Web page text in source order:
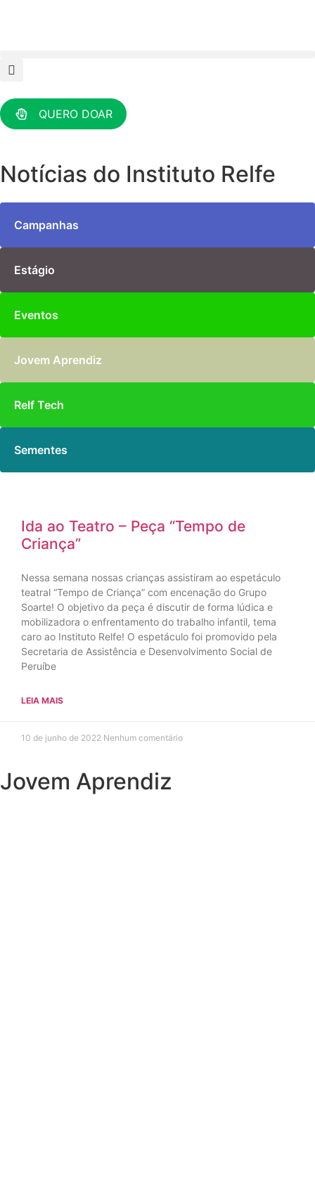
QUERO DOAR
Notícias do Instituto Relfe
Campanhas
Estágio
Eventos
Jovem Aprendiz
Relf Tech
Sementes
Ida ao Teatro – Peça “Tempo de
Criança”
Nessa semana nossas crianças assistiram ao espetáculo
teatral “Tempo de Criança” com encenação do Grupo
Soarte! O objetivo da peça é discutir de forma lúdica e
mobilizadora o enfrentamento do trabalho infantil, tema
caro ao Instituto Relfe! O espetáculo foi promovido pela
Secretaria de Assistência e Desenvolvimento Social de
Peruíbe
LEIA MAIS
10 de junho de 2022 Nenhum comentário
Jovem Aprendiz